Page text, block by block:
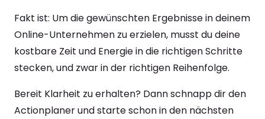
Fakt ist: Um die gewünschten Ergebnisse in deinem
Online-Unternehmen zu erzielen, musst du deine
kostbare Zeit und Energie in die richtigen Schritte
stecken, und zwar in der richtigen Reihenfolge.
Bereit Klarheit zu erhalten? Dann schnapp dir den
Actionplaner und starte schon in den nächsten